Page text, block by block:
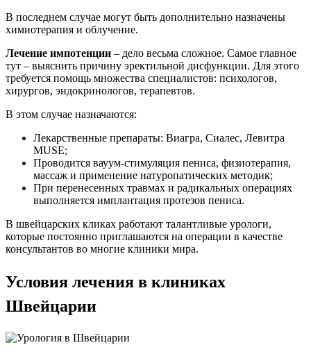
В последнем случае могут быть дополнительно назначены
химиотерапия и облучение.
Лечение импотенции – дело весьма сложное. Самое главное
тут – выяснить причину эректильной дисфункции. Для этого
требуется помощь множества специалистов: психологов,
хирургов, эндокринологов, терапевтов.
В этом случае назначаются:
Лекарственные препараты: Виагра, Сиалес, Левитра
MUSE;
Проводится вауум-стимуляция пениса, физиотерапия,
массаж и применение натуропатических методик;
При перенесенных травмах и радикальных операциях
выполняется имплантация протезов пениса.
В швейцарских кликах работают талантливые урологи,
которые постоянно приглашаются на операции в качестве
консультантов во многие клиники мира.
Условия лечения в клиниках
Швейцарии